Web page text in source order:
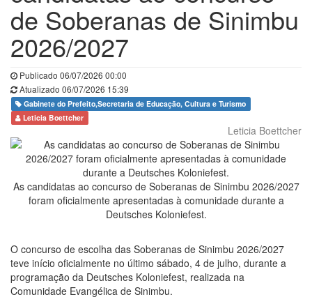
de Soberanas de Sinimbu
2026/2027
Publicado 06/07/2026 00:00
Atualizado 06/07/2026 15:39
Gabinete do Prefeito,Secretaria de Educação, Cultura e Turismo
Leticia Boettcher
Leticia Boettcher
As candidatas ao concurso de Soberanas de Sinimbu 2026/2027
foram oficialmente apresentadas à comunidade durante a
Deutsches Koloniefest.
O concurso de escolha das Soberanas de Sinimbu 2026/2027
teve início oficialmente no último sábado, 4 de julho, durante a
programação da Deutsches Koloniefest, realizada na
Comunidade Evangélica de Sinimbu.